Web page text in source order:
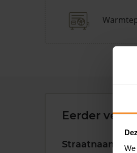
Eerder
Straatnaam